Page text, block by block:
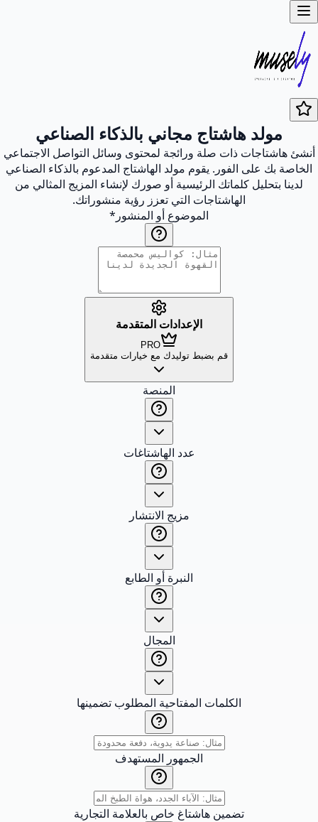
مولد هاشتاج مجاني بالذكاء الصناعي
أنشئ هاشتاجات ذات صلة ورائجة لمحتوى وسائل التواصل الاجتماعي
الخاصة بك على الفور. يقوم مولد الهاشتاج المدعوم بالذكاء الصناعي
لدينا بتحليل كلماتك الرئيسية أو صورك لإنشاء المزيج المثالي من
الهاشتاجات التي تعزز رؤية منشوراتك.
الموضوع أو المنشور *
الإعدادات المتقدمة
PRO
قم بضبط توليدك مع خيارات متقدمة
المنصة
عدد الهاشتاغات
مزيج الانتشار
النبرة أو الطابع
المجال
الكلمات المفتاحية المطلوب تضمينها
الجمهور المستهدف
تضمين هاشتاغ خاص بالعلامة التجارية